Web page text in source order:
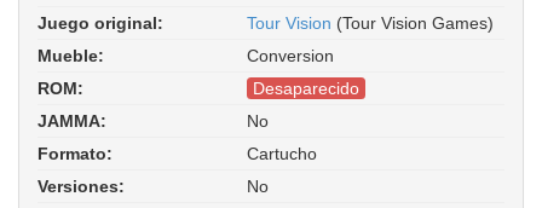
Juego original:
Tour Vision (Tour Vision Games)
Mueble:
Conversion
ROM:
Desaparecido
JAMMA:
No
Formato:
Cartucho
Versiones:
No